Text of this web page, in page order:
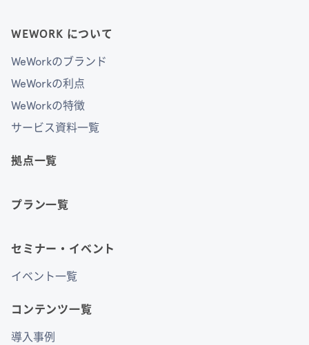
WEWORK について
WeWorkのブランド
WeWorkの利点
WeWorkの特徴
サービス資料一覧
拠点一覧
プラン一覧
セミナー・イベント
イベント一覧
コンテンツ一覧
導入事例